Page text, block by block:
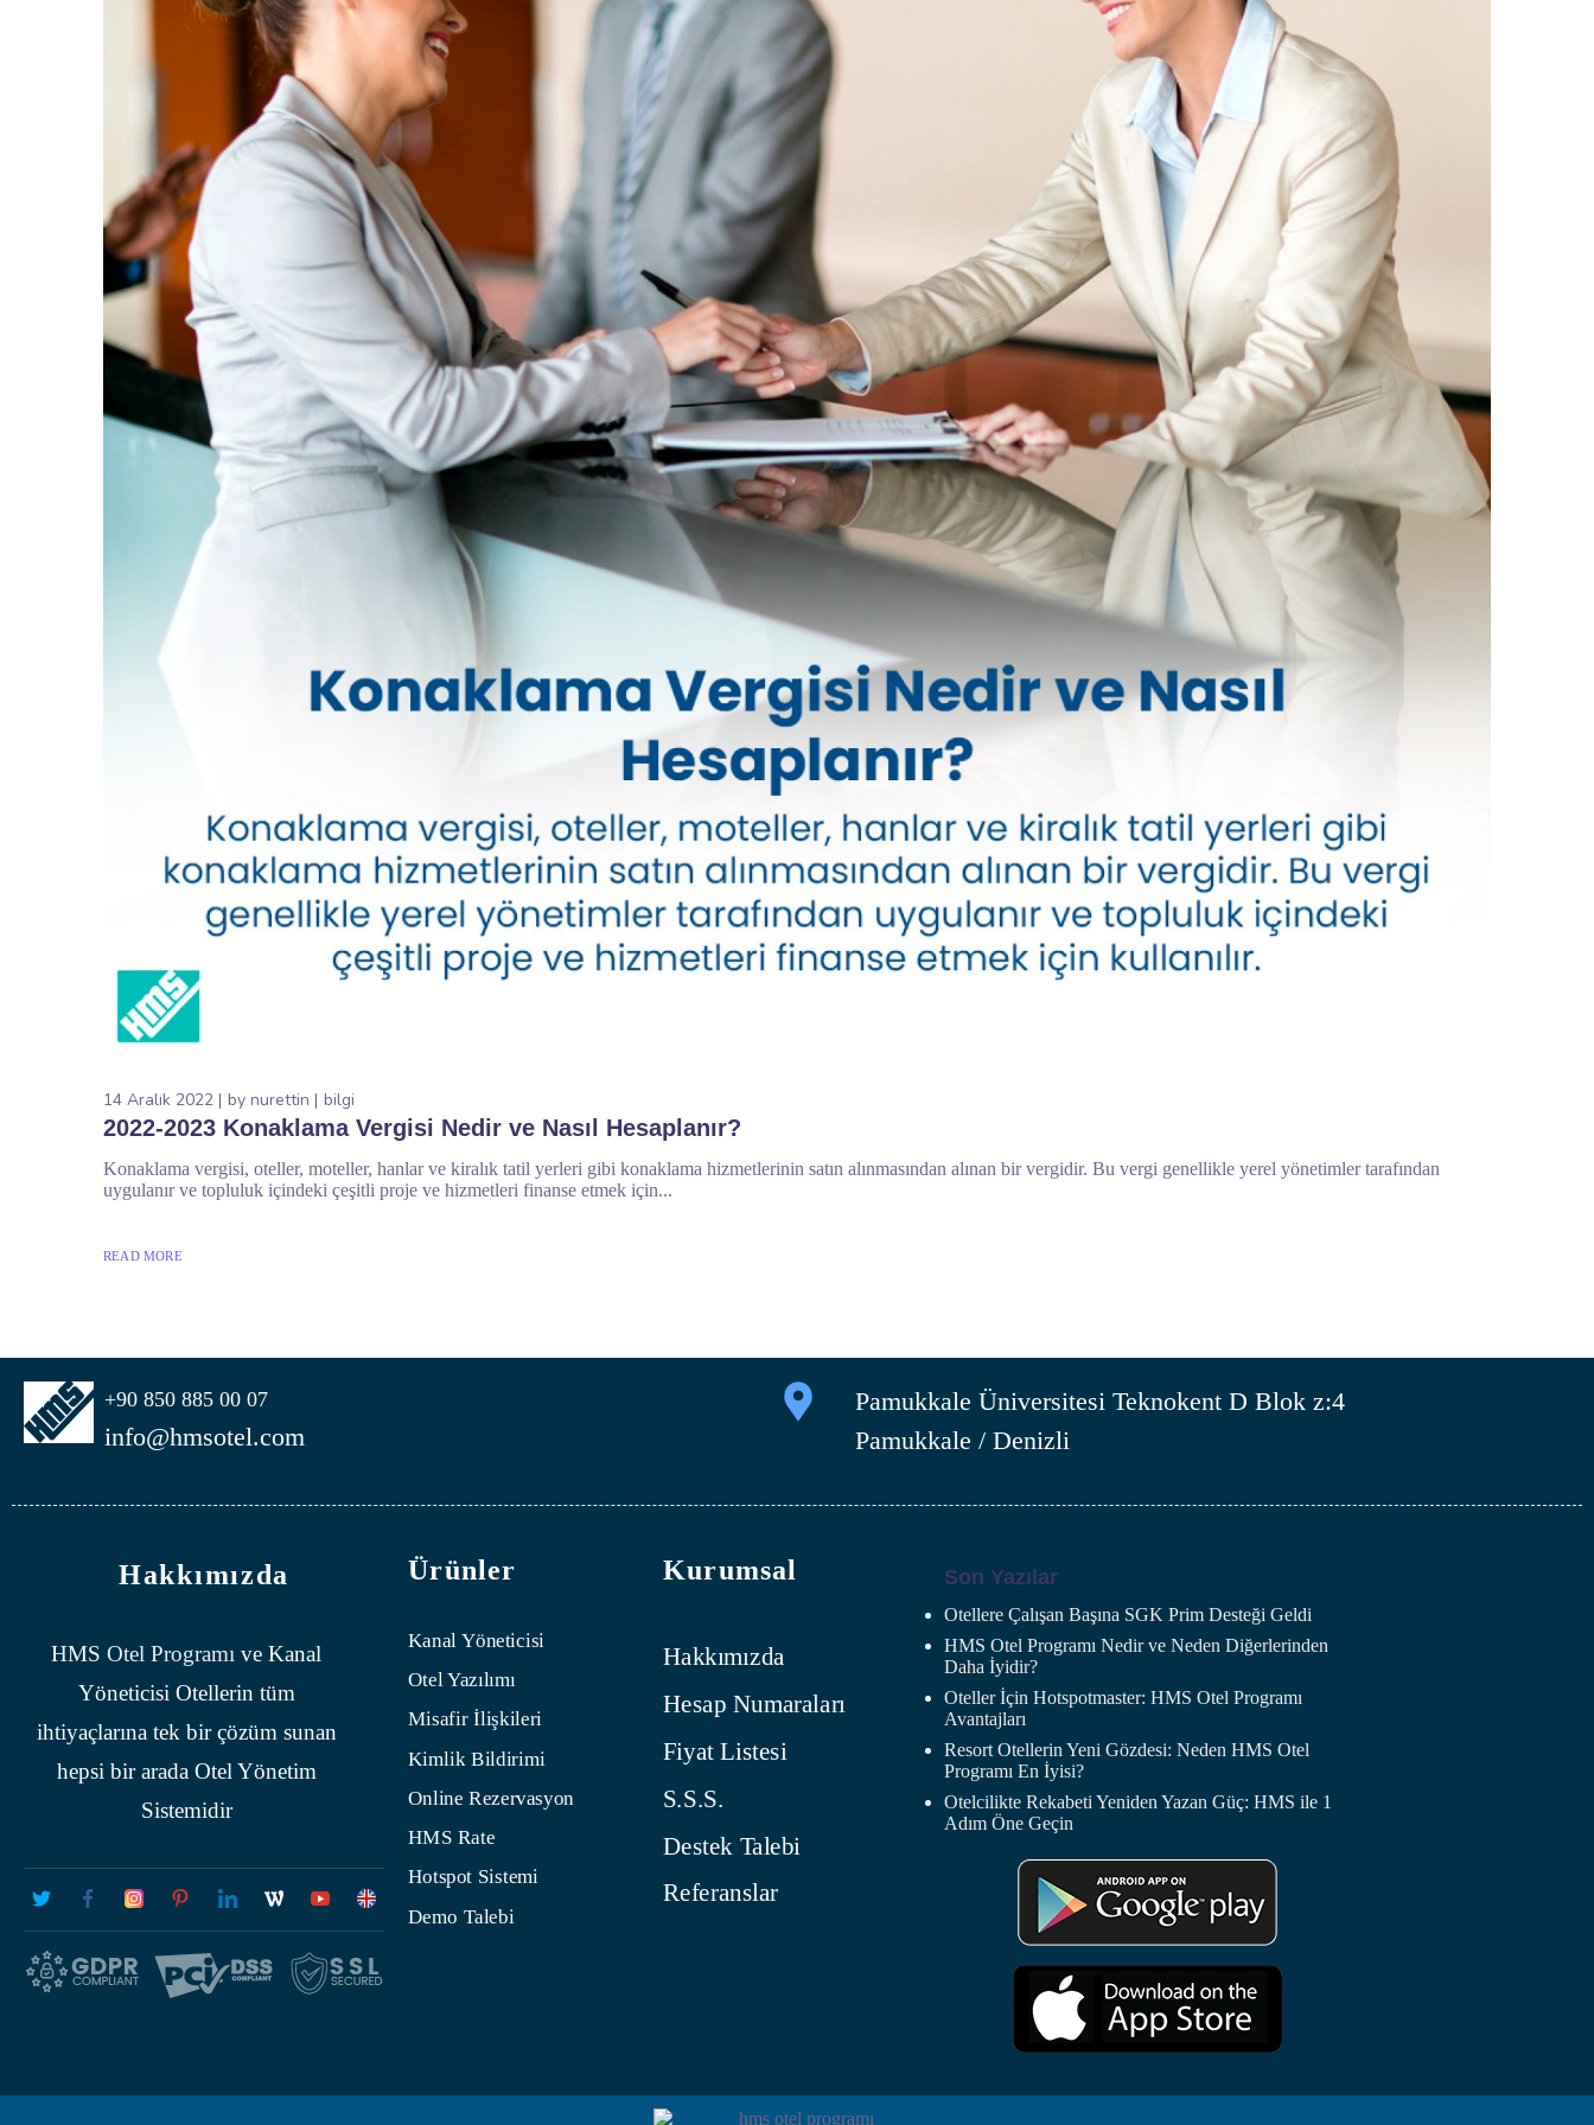
14 Aralık 2022 by nurettin bilgi
2022-2023 Konaklama Vergisi Nedir ve Nasıl Hesaplanır?
Konaklama vergisi, oteller, moteller, hanlar ve kiralık tatil yerleri gibi konaklama hizmetlerinin satın alınmasından alınan bir vergidir. Bu vergi genellikle yerel yönetimler tarafından
uygulanır ve topluluk içindeki çeşitli proje ve hizmetleri finanse etmek için...
READ MORE
+90 850 885 00 07
info@hmsotel.com
Pamukkale Üniversitesi Teknokent D Blok z:4
Pamukkale / Denizli
Hakkımızda
HMSOtel Programı ve Kanal
Yöneticisi Otellerin tüm
ihtiyaçlarına tek bir çözüm sunan
hepsi bir arada Otel Yönetim
Sistemidir
Ürünler
Kanal Yöneticisi
Otel Yazılımı
Misafir İlişkileri
Kimlik Bildirimi
Online Rezervasyon
HMS Rate
Hotspot Sistemi
Demo Talebi
Kurumsal
Hakkımızda
Hesap Numaraları
Fiyat Listesi
S.S.S.
Destek Talebi
Referanslar
Son Yazılar
Otellere Çalışan Başına SGK Prim Desteği Geldi
HMS Otel Programı Nedir ve Neden Diğerlerinden
Daha İyidir?
Oteller İçin Hotspotmaster: HMS Otel Programı
Avantajları
Resort Otellerin Yeni Gözdesi: Neden HMS Otel
Programı En İyisi?
Otelcilikte Rekabeti Yeniden Yazan Güç: HMS ile 1
Adım Öne Geçin